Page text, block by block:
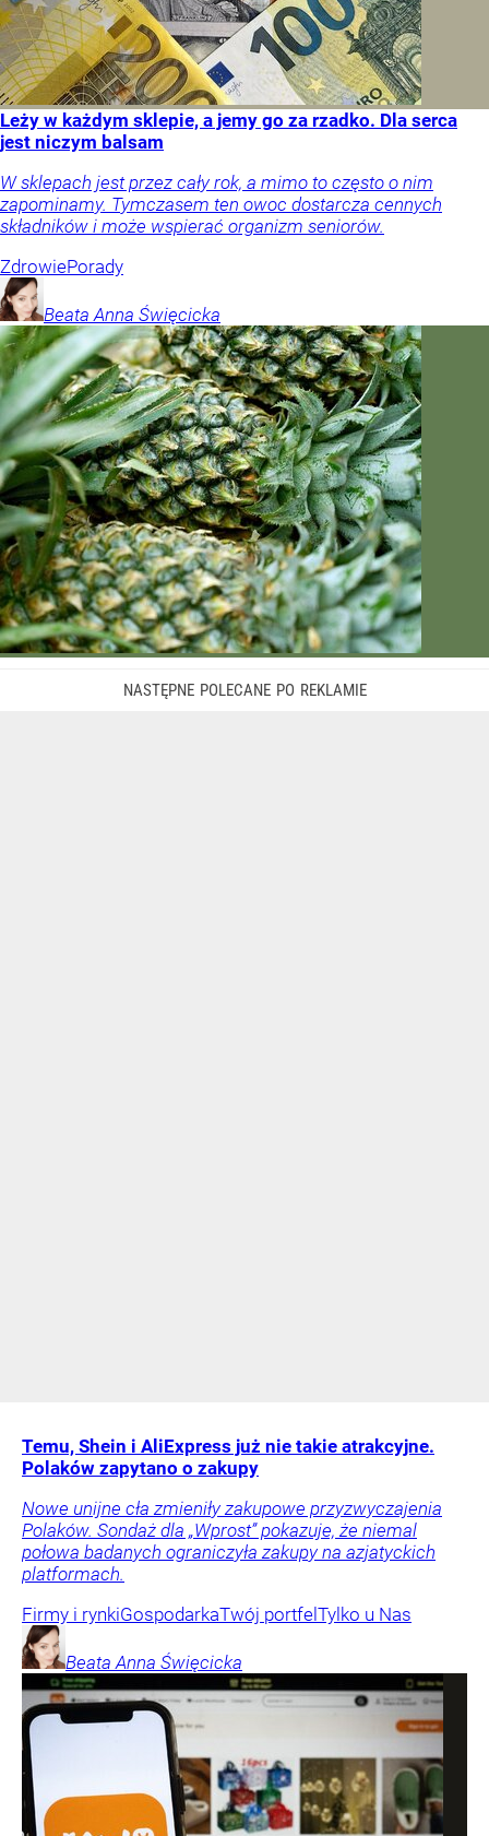
Leży w każdym sklepie, a jemy go za rzadko. Dla serca
jest niczym balsam
W sklepach jest przez cały rok, a mimo to często o nim
zapominamy. Tymczasem ten owoc dostarcza cennych
składników i może wspierać organizm seniorów.
ZdrowiePorady
Beata Anna Święcicka
Temu, Shein i AliExpress już nie takie atrakcyjne.
Polaków zapytano o zakupy
Nowe unijne cła zmieniły zakupowe przyzwyczajenia
Polaków. Sondaż dla „Wprost” pokazuje, że niemal
połowa badanych ograniczyła zakupy na azjatyckich
platformach.
Firmy i rynkiGospodarkaTwój portfelTylko u Nas
Beata Anna Święcicka